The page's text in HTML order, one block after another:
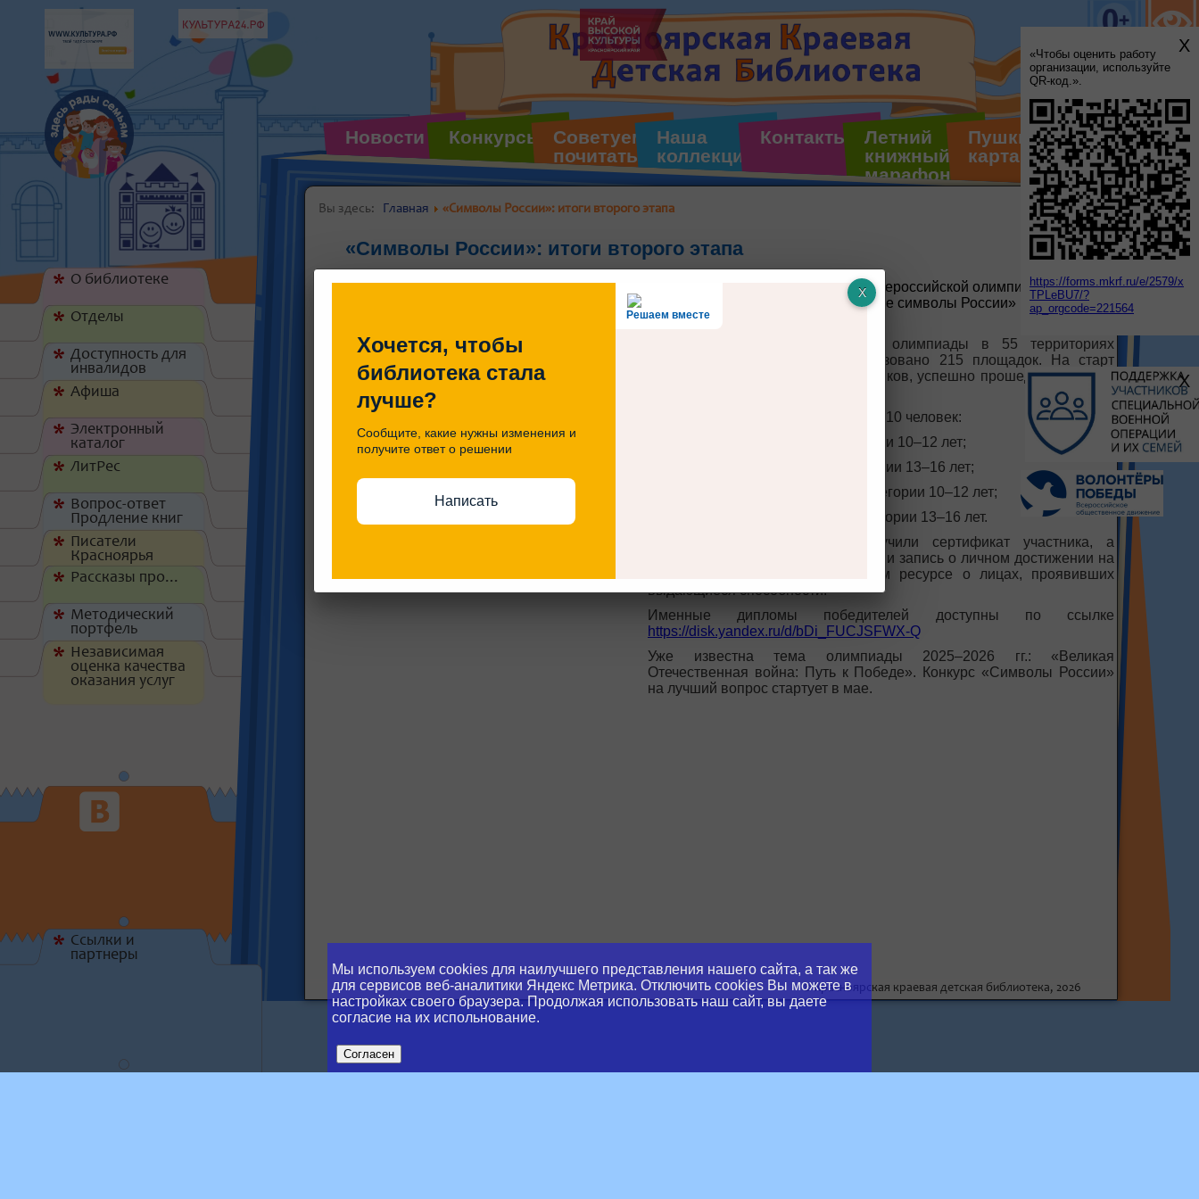
Решаем вместе
Хочется, чтобы
библиотека стала
лучше?
Сообщите, какие нужны изменения и
получите ответ о решении
Написать
«Чтобы оценить работу
организации, используйте
QR-код.».
X
https://forms.mkrf.ru/e/2579/x
TPLeBU7/?
ap_orgcode=221564
X
Мы используем cookies для наилучшего представления нашего сайта, а так же
для сервисов веб-аналитики Яндекс Метрика. Отключить cookies Вы можете в
настройках своего браузера. Продолжая использовать наш сайт, вы даете
согласие на их испольнование.
Согласен
* О библиотеке
* Отделы
* Доступность для
инвалидов
* Афиша
* Электронный
каталог
* ЛитРес
* Вопрос-ответ
Продление книг
* Писатели
Красноярья
* Рассказы про...
* Методический
портфель
* Независимая
оценка качества
оказания услуг
* Ссылки и
партнеры
Новости Конкурсы
Советуем
почитать
Наша
коллекция
Контакты
Летний
книжный
марафон
Пушкинская
карта
Вы здесь: Главная «Символы России»: итоги второго этапа
«Символы России»: итоги второго этапа
Подведены итоги второго этапа Всероссийской олимпиады
«Символы России. Государственные символы России» в
Красноярском крае.
Для проведения второго этапа олимпиады в 55 территориях
Красноярского края было организовано 215 площадок. На старт
второго этапа вышли 1360 участников, успешно прошедших первый
Призёрами и победителями стали 210 человек:
– 73 призёра в возрастной категории 10–12 лет;
– 79 призёров в возрастной категории 13–16 лет;
– 15 победителей в возрастной категории 10–12 лет;
– 43 победителя в возрастной категории 13–16 лет.
Все участники олимпиады получили сертификат участника, а
победители и призёры — дипломы и запись о личном достижении на
государственном информационном ресурсе о лицах, проявивших
выдающиеся способности.
Именные дипломы победителей доступны по ссылке
https://disk.yandex.ru/d/bDi_FUCJSFWX-Q
Уже известна тема олимпиады 2025–2026 гг.: «Великая
Отечественная война: Путь к Победе». Конкурс «Символы России»
на лучший вопрос стартует в мае.
© Красноярская краевая детская библиотека, 2026